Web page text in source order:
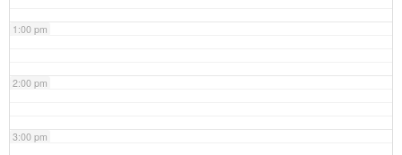
1:00 pm
2:00 pm
3:00 pm